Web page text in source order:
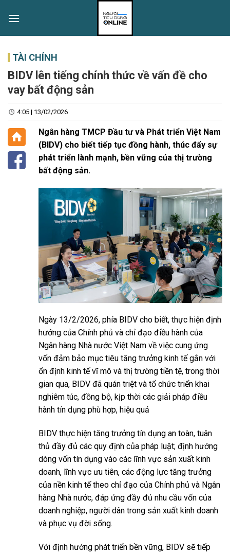
TÀI CHÍNH
BIDV lên tiếng chính thức về vấn đề cho
vay bất động sản
4:05 | 13/02/2026
Ngân hàng TMCP Đầu tư và Phát triển Việt Nam
(BIDV) cho biết tiếp tục đồng hành, thúc đẩy sự
phát triển lành mạnh, bền vững của thị trường
bất động sản.
Ngày 13/2/2026, phía BIDV cho biết, thực hiện định
hướng của Chính phủ và chỉ đạo điều hành của
Ngân hàng Nhà nước Việt Nam về việc cung ứng
vốn đảm bảo mục tiêu tăng trưởng kinh tế gắn với
ổn định kinh tế vĩ mô và thị trường tiền tệ, trong thời
gian qua, BIDV đã quán triệt và tổ chức triển khai
nghiêm túc, đồng bộ, kịp thời các giải pháp điều
hành tín dụng phù hợp, hiệu quả
BIDV thực hiện tăng trưởng tín dụng an toàn, tuân
thủ đầy đủ các quy định của pháp luật; định hướng
dòng vốn tín dụng vào các lĩnh vực sản xuất kinh
doanh, lĩnh vực ưu tiên, các động lực tăng trưởng
của nền kinh tế theo chỉ đạo của Chính phủ và Ngân
hàng Nhà nước, đáp ứng đầy đủ nhu cầu vốn của
doanh nghiệp, người dân trong sản xuất kinh doanh
và phục vụ đời sống.
Với định hướng phát triển bền vững, BIDV sẽ tiếp